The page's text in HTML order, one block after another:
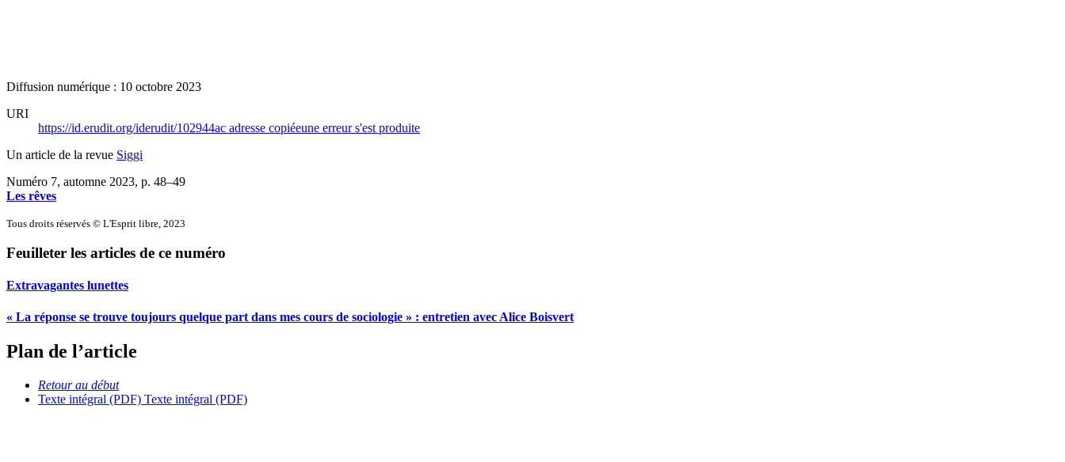
Diffusion numérique : 10 octobre 2023
URI
https://id.erudit.org/iderudit/102944ac adresse copiéeune erreur s'est produite
Un article de la revue Siggi
Numéro 7, automne 2023, p. 48–49
Les rêves
Tous droits réservés © L'Esprit libre, 2023
Feuilleter les articles de ce numéro
Extravagantes lunettes
« La réponse se trouve toujours quelque part dans mes cours de sociologie » : entretien avec Alice Boisvert
Plan de l’article
Retour au début
Texte intégral (PDF) Texte intégral (PDF)